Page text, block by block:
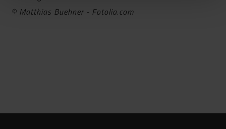
© Matthias Buehner - Fotolia.com